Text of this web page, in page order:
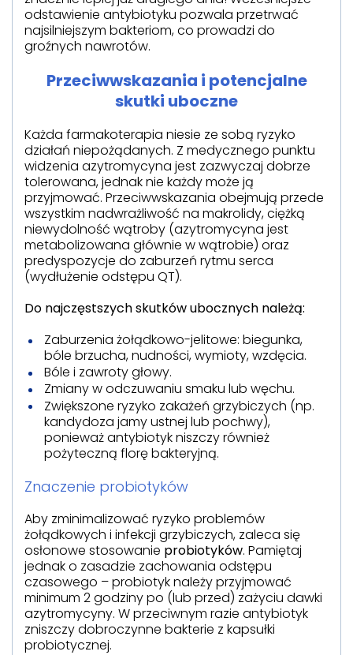
odstawienie antybiotyku pozwala przetrwać
najsilniejszym bakteriom, co prowadzi do
groźnych nawrotów.
Przeciwwskazania i potencjalne
skutki uboczne
Każda farmakoterapia niesie ze sobą ryzyko
działań niepożądanych. Z medycznego punktu
widzenia azytromycyna jest zazwyczaj dobrze
tolerowana, jednak nie każdy może ją
przyjmować. Przeciwwskazania obejmują przede
wszystkim nadwrażliwość na makrolidy, ciężką
niewydolność wątroby (azytromycyna jest
metabolizowana głównie w wątrobie) oraz
predyspozycje do zaburzeń rytmu serca
(wydłużenie odstępu QT).
Do najczęstszych skutków ubocznych należą:
Zaburzenia żołądkowo-jelitowe: biegunka,
bóle brzucha, nudności, wymioty, wzdęcia.
Bóle i zawroty głowy.
Zmiany w odczuwaniu smaku lub węchu.
Zwiększone ryzyko zakażeń grzybiczych (np.
kandydoza jamy ustnej lub pochwy),
ponieważ antybiotyk niszczy również
pożyteczną florę bakteryjną.
Znaczenie probiotyków
Aby zminimalizować ryzyko problemów
żołądkowych i infekcji grzybiczych, zaleca się
osłonowe stosowanie probiotyków. Pamiętaj
jednak o zasadzie zachowania odstępu
czasowego – probiotyk należy przyjmować
minimum 2 godziny po (lub przed) zażyciu dawki
azytromycyny. W przeciwnym razie antybiotyk
zniszczy dobroczynne bakterie z kapsułki
probiotycznej.